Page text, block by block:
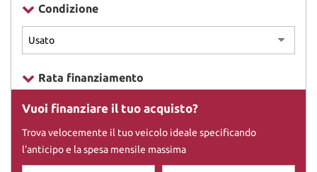
ASSISTENZA
CONTATTI
Condizione
Rata finanziamento
Vuoi finanziare il tuo acquisto?
Trova velocemente il tuo veicolo ideale specificando
l'anticipo e la spesa mensile massima